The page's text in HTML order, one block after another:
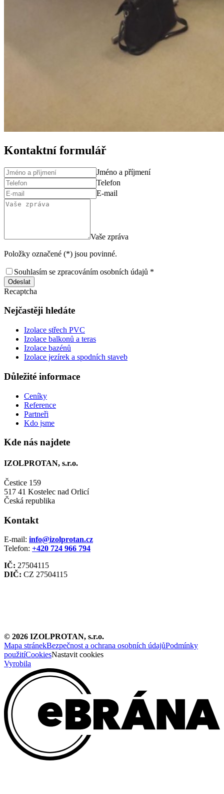
Kontaktní formulář
Jméno a příjmení
Telefon
E-mail
Vaše zpráva
Položky označené (*) jsou povinné.
Souhlasím se zpracováním osobních údajů *
Odeslat
Recaptcha
Nejčastěji hledáte
Izolace střech PVC
Izolace balkonů a teras
Izolace bazénů
Izolace jezírek a spodních staveb
Důležité informace
Ceníky
Reference
Partneři
Kdo jsme
Kde nás najdete
IZOLPROTAN, s.r.o.
Čestice 159
517 41 Kostelec nad Orlicí
Česká republika
Kontakt
E-mail: info@izolprotan.cz
Telefon: +420 724 966 794
IČ: 27504115
DIČ: CZ 27504115
© 2026 IZOLPROTAN, s.r.o.
Mapa stránekBezpečnost a ochrana osobních údajůPodmínky
použitíCookiesNastavit cookies
Vyrobila